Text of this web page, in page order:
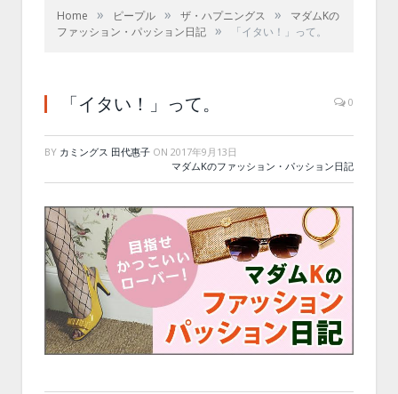
Home » ピープル » ザ・ハプニングス »
マダムKの
ファッション・パッション日記 » 「イタい！」って。
「イタい！」って。 0
BY カミングス 田代惠子 ON 2017年9月13日
マダムKのファッション・パッション日記